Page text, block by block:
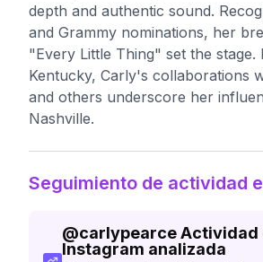
depth and authentic sound.
and Grammy nominations, her
"Every Little Thing" set the stage.
Kentucky, Carly's collaborations
and others underscore her
Nashville.
Seguimiento de actividad
@carlypearceActividad
Instagram analizada